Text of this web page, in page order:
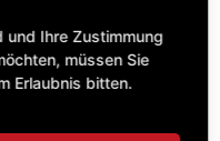
und Ihre Zustimmung
müssen Sie
Erlaubnis bitten.